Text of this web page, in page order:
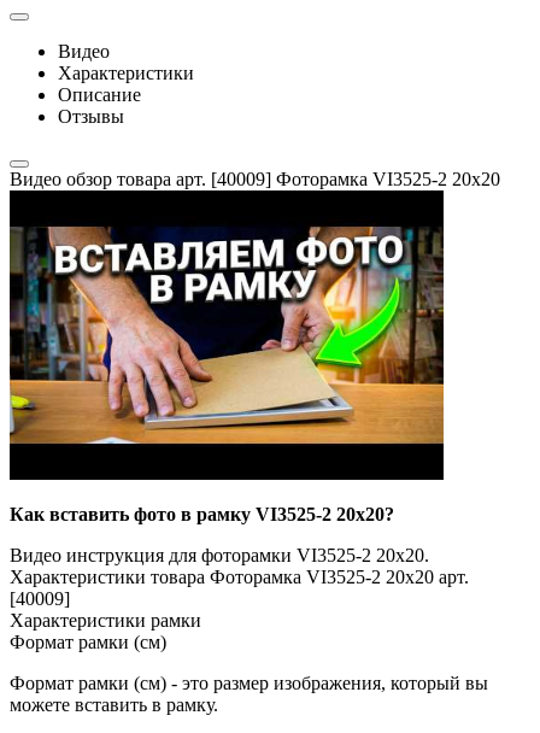
Видео
Характеристики
Описание
Отзывы
Видео обзор товара арт. [40009] Фоторамка VI3525-2 20x20
Как вставить фото в рамку VI3525-2 20x20?
Видео инструкция для фоторамки VI3525-2 20x20.
Характеристики товара Фоторамка VI3525-2 20x20 арт.
[40009]
Характеристики рамки
Формат рамки (см)
Формат рамки (см) - это размер изображения, который вы
можете вставить в рамку.